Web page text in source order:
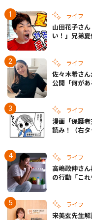
ライフ
山田花子さ
い！」兄弟
ライフ
佐々木希さ
公開「何が
ライフ
漫画「保護
読み！（右タ
ライフ
高嶋政伸さ
の行動「こ
ライフ
宋美玄先生